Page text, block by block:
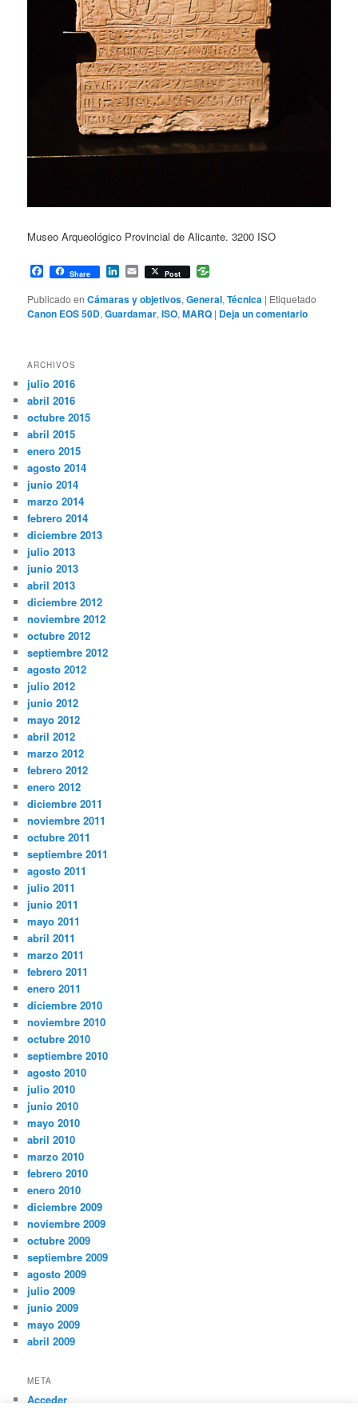
Museo Arqueológico Provincial de Alicante. 3200 ISO
Facebook
Share LinkedIn
EmailPost
Publicado en Cámaras y objetivos,General,Técnica | Etiquetado
Canon EOS 50D,Guardamar,ISO,MARQ | Deja un comentario
ARCHIVOS
julio 2016
abril 2016
octubre 2015
abril 2015
enero 2015
agosto 2014
junio 2014
marzo 2014
febrero 2014
diciembre 2013
julio 2013
junio 2013
abril 2013
diciembre 2012
noviembre 2012
octubre 2012
septiembre 2012
agosto 2012
julio 2012
junio 2012
mayo 2012
abril 2012
marzo 2012
febrero 2012
enero 2012
diciembre 2011
noviembre 2011
octubre 2011
septiembre 2011
agosto 2011
julio 2011
junio 2011
mayo 2011
abril 2011
marzo 2011
febrero 2011
enero 2011
diciembre 2010
noviembre 2010
octubre 2010
septiembre 2010
agosto 2010
julio 2010
junio 2010
mayo 2010
abril 2010
marzo 2010
febrero 2010
enero 2010
diciembre 2009
noviembre 2009
octubre 2009
septiembre 2009
agosto 2009
julio 2009
junio 2009
mayo 2009
abril 2009
META
Acceder